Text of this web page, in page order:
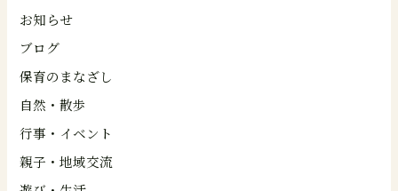
お知らせ
ブログ
保育のまなざし
自然・散歩
行事・イベント
親子・地域交流